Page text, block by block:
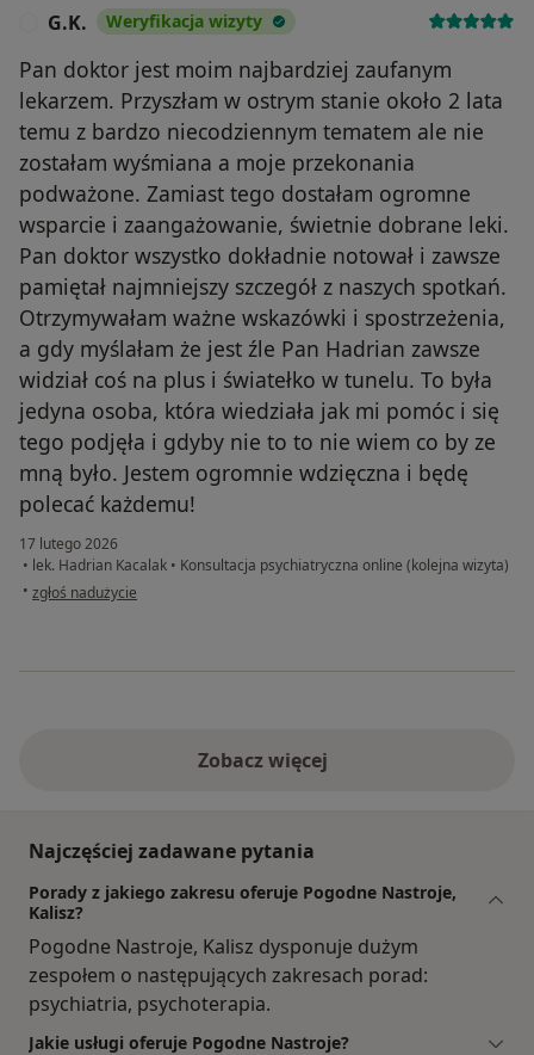
G.K. Weryfikacja wizyty
Pan doktor jest moim najbardziej zaufanym
lekarzem. Przyszłam w ostrym stanie około 2 lata
temu z bardzo niecodziennym tematem ale nie
zostałam wyśmiana a moje przekonania
podważone. Zamiast tego dostałam ogromne
wsparcie i zaangażowanie, świetnie dobrane leki.
Pan doktor wszystko dokładnie notował i zawsze
pamiętał najmniejszy szczegół z naszych spotkań.
Otrzymywałam ważne wskazówki i spostrzeżenia,
a gdy myślałam że jest źle Pan Hadrian zawsze
widział coś na plus i światełko w tunelu. To była
jedyna osoba, która wiedziała jak mi pomóc i się
tego podjęła i gdyby nie to to nie wiem co by ze
mną było. Jestem ogromnie wdzięczna i będę
polecać każdemu!
17 lutego 2026
• lek. Hadrian Kacalak • Konsultacja psychiatryczna online (kolejna wizyta)
• w opinii użytkownika G.K.
zgłoś nadużycie
Zobacz więcej
Najczęściej zadawane pytania
Porady z jakiego zakresu oferuje Pogodne Nastroje,
Kalisz?
Pogodne Nastroje, Kalisz dysponuje dużym
zespołem o następujących zakresach porad:
psychiatria, psychoterapia.
Jakie usługi oferuje Pogodne Nastroje?